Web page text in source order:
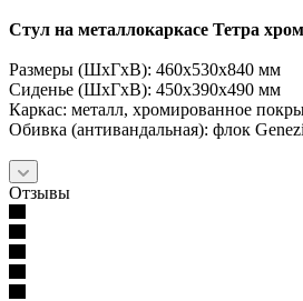
Стул на металлокаркасе Тетра хром
Размеры (ШхГхВ): 460х530х840 мм
Сиденье (ШхГхВ): 450х390х490 мм
Каркас: металл, хромированное
Обивка (антивандальная): флок
Отзывы